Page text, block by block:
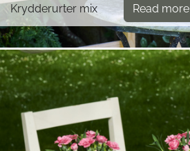
Krydderurter mix Read more